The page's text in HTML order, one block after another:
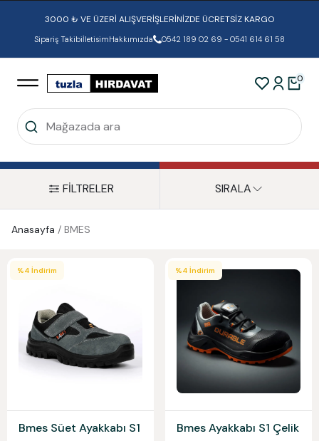
3000 ₺ VE ÜZERİ ALIŞVERİŞLERİNİZDE ÜCRETSİZ KARGO
Sipariş TakibiİletisimHakkımızda 0542 189 02 69 - 0541 614 61 58
0
FİLTRELER SIRALA
Anasayfa / BMES
%4 İndirim
Bmes Süet Ayakkabı S1
%4 İndirim
Bmes Ayakkabı S1 Çelik